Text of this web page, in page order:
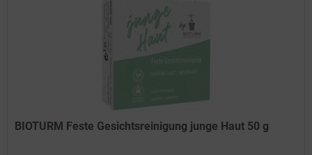
BIOTURM Feste Gesichtsreinigung junge Haut 50 g